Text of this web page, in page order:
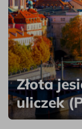
Złota
uliczek